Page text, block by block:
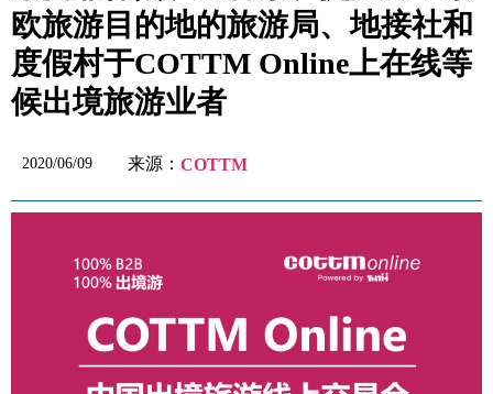
欧旅游目的地的旅游局、地接社和
度假村于COTTM Online上在线等
候出境旅游业者
2020/06/09 来源： COTTM